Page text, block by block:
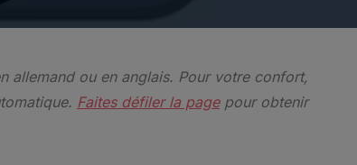
allemand ou en anglais. Pour votre confort,
Faites défiler la pagepour obtenir